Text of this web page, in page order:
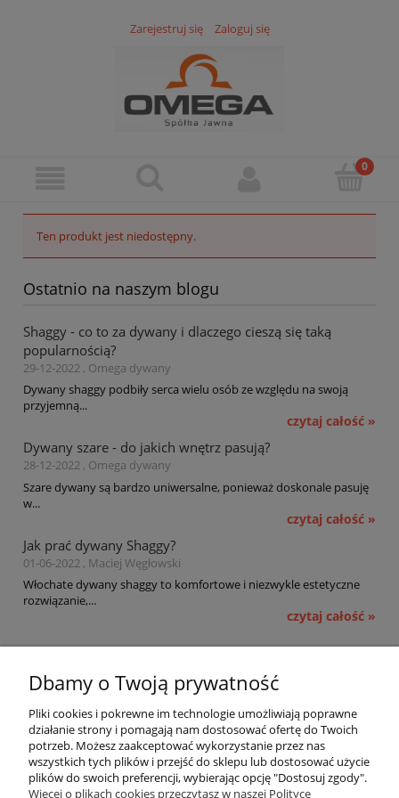
Zarejestruj się Zaloguj się
Ten produkt jest niedostępny.
Ostatnio na naszym blogu
Shaggy - co to za dywany i dlaczego cieszą się taką
popularnością?
29-12-2022 , Omega dywany
Dywany shaggy podbiły serca wielu osób ze względu na swoją
przyjemną...
czytaj całość »
Dywany szare - do jakich wnętrz pasują?
28-12-2022 , Omega dywany
Szare dywany są bardzo uniwersalne, ponieważ doskonale pasuję
w...
czytaj całość »
Jak prać dywany Shaggy?
01-06-2022 , Maciej Węgłowski
Włochate dywany shaggy to komfortowe i niezwykle estetyczne
rozwiązanie,...
czytaj całość »
Płatności i dostawa
Informacje
Dbamy o Twoją prywatność
Pliki cookies i pokrewne im technologie umożliwiają poprawne
działanie strony i pomagają nam dostosować ofertę do Twoich
potrzeb. Możesz zaakceptować wykorzystanie przez nas
wszystkich tych plików i przejść do sklepu lub dostosować użycie
plików do swoich preferencji, wybierając opcję "Dostosuj zgody".
Więcej o plikach cookies przeczytasz w naszej Polityce